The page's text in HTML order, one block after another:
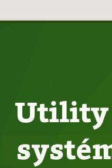
Utility